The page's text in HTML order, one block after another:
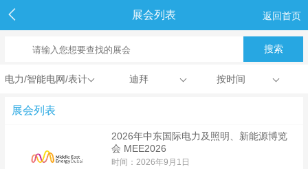
展会列表 返回首页
电力/智能电网/表计 迪拜 按时间
展会列表
2026年中东国际电力及照明、新能源博览
会 MEE2026
时间：2026年9月1日